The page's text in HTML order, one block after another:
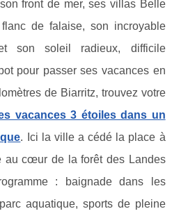
front de mer, ses villas Belle
de falaise, son incroyable
son soleil radieux, difficile
pour passer ses vacances en
de Biarritz, trouvez votre
vacances 3 étoiles dans un
. Ici la ville a cédé la place à
au cœur de la forêt des Landes
: baignade dans les
aquatique, sports de pleine